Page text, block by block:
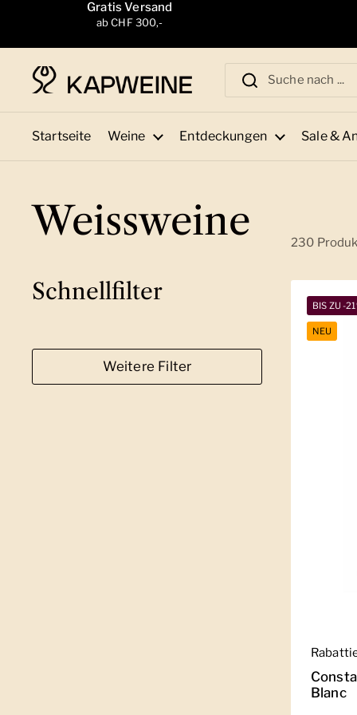
Zum Inhalt springenGratis Versand
ab CHF 300,-
Startseite Weine Entdeckungen Sale &
Weissweine
Schnellfilter
Weitere Filter
230
Blanc
BIS ZU -
NEU